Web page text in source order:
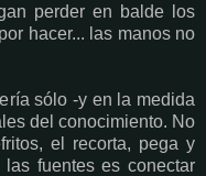
perder en balde los
hacer... las manos no
sólo -y en la medida
del conocimiento. No
el recorta, pega y
fuentes es conectar